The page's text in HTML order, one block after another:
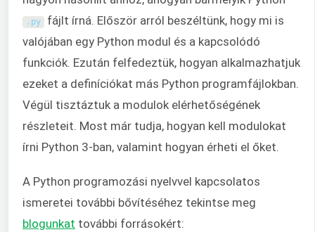
. py fájlt írná. Először arról beszéltünk, hogy mi is
valójában egy Python modul és a kapcsolódó
funkciók. Ezután felfedeztük, hogyan alkalmazhatjuk
ezeket a definíciókat más Python programfájlokban.
Végül tisztáztuk a modulok elérhetőségének
részleteit. Most már tudja, hogyan kell modulokat
írni Python 3-ban, valamint hogyan érheti el őket.
A Python programozási nyelvvel kapcsolatos
ismeretei további bővítéséhez tekintse meg
blogunkat további forrásokért: